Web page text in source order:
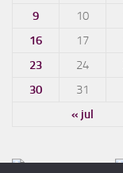
9
10
16
17
23
24
30
31
« jul